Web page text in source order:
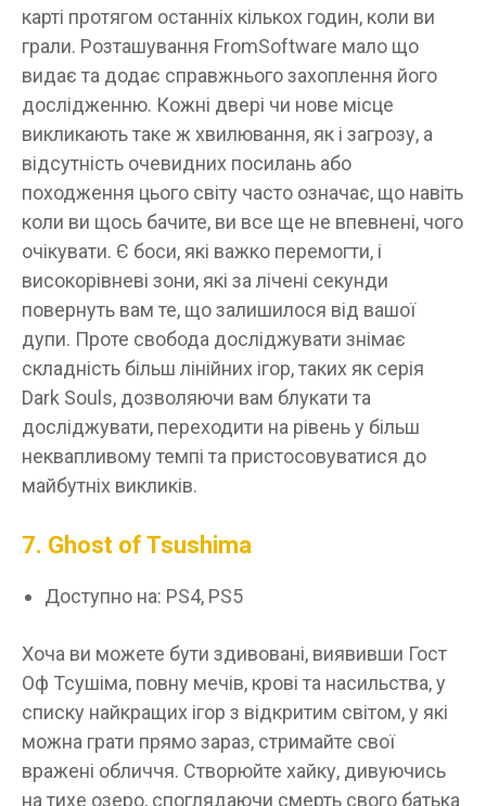
карті протягом останніх кількох годин, коли ви
грали. Розташування FromSoftware мало що
видає та додає справжнього захоплення його
дослідженню. Кожні двері чи нове місце
викликають таке ж хвилювання, як і загрозу, а
відсутність очевидних посилань або
походження цього світу часто означає, що навіть
коли ви щось бачите, ви все ще не впевнені, чого
очікувати. Є боси, які важко перемогти, і
високорівневі зони, які за лічені секунди
повернуть вам те, що залишилося від вашої
дупи. Проте свобода досліджувати знімає
складність більш лінійних ігор, таких як серія
Dark Souls, дозволяючи вам блукати та
досліджувати, переходити на рівень у більш
неквапливому темпі та пристосовуватися до
майбутніх викликів.
7. Ghost of Tsushima
Доступно на: PS4, PS5
Хоча ви можете бути здивовані, виявивши Гост
Оф Тсушіма, повну мечів, крові та насильства, у
списку найкращих ігор з відкритим світом, у які
можна грати прямо зараз, стримайте свої
вражені обличчя. Створюйте хайку, дивуючись
на тихе озеро, споглядаючи смерть свого батька